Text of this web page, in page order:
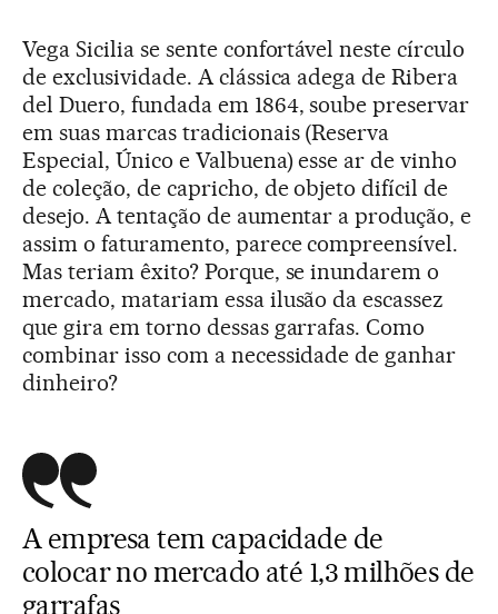
Vega Sicilia se sente confortável neste círculo
de exclusividade. A clássica adega de Ribera
del Duero, fundada em 1864, soube preservar
em suas marcas tradicionais (Reserva
Especial, Único e Valbuena) esse ar de vinho
de coleção, de capricho, de objeto difícil de
desejo. A tentação de aumentar a produção, e
assim o faturamento, parece compreensível.
Mas teriam êxito? Porque, se inundarem o
mercado, matariam essa ilusão da escassez
que gira em torno dessas garrafas. Como
combinar isso com a necessidade de ganhar
dinheiro?
A empresa tem capacidade de
colocar no mercado até 1,3 milhões de
garrafas